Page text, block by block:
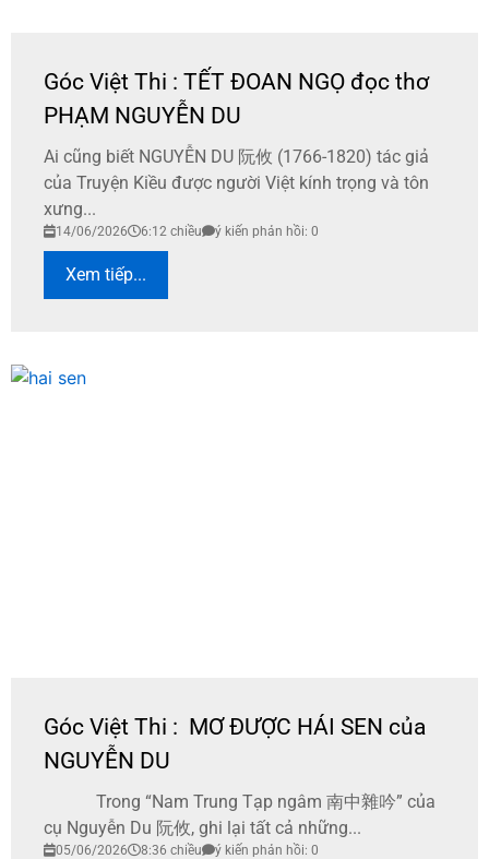
Góc Việt Thi : TẾT ĐOAN NGỌ đọc thơ
PHẠM NGUYỄN DU
Ai cũng biết NGUYỄN DU 阮攸 (1766-1820) tác giả
của Truyện Kiều được người Việt kính trọng và tôn
xưng...
14/06/2026 6:12 chiều ý kiến phản hồi: 0
Xem tiếp...
Góc Việt Thi : MƠ ĐƯỢC HÁI SEN của
NGUYỄN DU
Trong “Nam Trung Tạp ngâm 南中雜吟” của
cụ Nguyễn Du 阮攸, ghi lại tất cả những...
05/06/2026 8:36 chiều ý kiến phản hồi: 0